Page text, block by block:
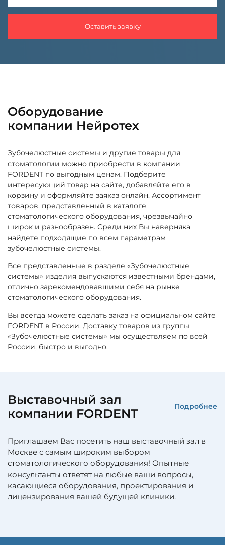
Оставить заявку
Оборудование
компании Нейротех
Зубочелюстные системы и другие товары для
стоматологии можно приобрести в компании
FORDENT по выгодным ценам. Подберите
интересующий товар на сайте, добавляйте его в
корзину и оформляйте заяказ онлайн. Ассортимент
товаров, представленный в каталоге
стоматологического оборудования, чрезвычайно
широк и разнообразен. Среди них Вы наверняка
найдете подходящие по всем параметрам
зубочелюстные системы.
Все представленные в разделе «Зубочелюстные
системы» изделия выпускаются известными брендами,
отлично зарекомендовавшими себя на рынке
стоматологического оборудования.
Вы всегда можете сделать заказ на официальном сайте
FORDENT в России. Доставку товаров из группы
«Зубочелюстные системы» мы осуществляем по всей
России, быстро и выгодно.
Выставочный зал
компании FORDENT
Подробнее
Приглашаем Вас посетить наш выставочный зал в
Москве с самым широким выбором
стоматологического оборудования! Опытные
консультанты ответят на любые ваши вопросы,
касающиеся оборудования, проектирования и
лицензирования вашей будущей клиники.